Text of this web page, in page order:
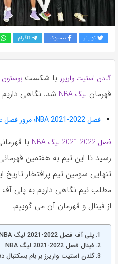
به
اشتراک
بگذارید.
لینک
توییتر فیسبوک تلگرام
گلدن استیت واریرز با شکست
قهرمان لیگ NBA شد. نگاهی داریم
فصل 2022-2021 NBA؛ مرور فصل عادی
فصل 2022-2021 لیگ NBA
با
تنهایی سومین تیم پرافتخار
از فینال و قهرمان آن می گوییم.
پلی آف فصل 2022-2021 لیگ NBA
فینال فصل 2022-2021 لیگ NBA
گلدن استیت واریرز بر بام بسکتبال